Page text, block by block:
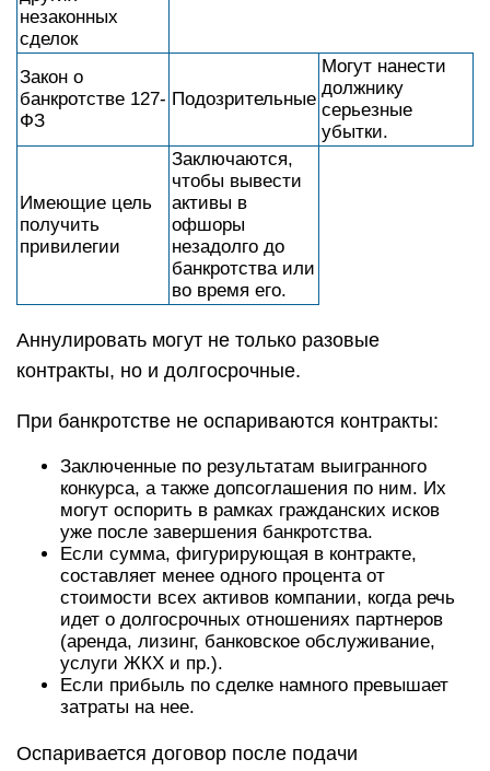
незаконных
сделок
Закон о
банкротстве 127-
ФЗ
Подозрительные
Могут нанести
должнику
серьезные
убытки.
Имеющие цель
получить
привилегии
Заключаются,
чтобы вывести
активы в
офшоры
незадолго до
банкротства или
во время его.
Аннулировать могут не только разовые
контракты, но и долгосрочные.
При банкротстве не оспариваются контракты:
Заключенные по результатам выигранного
конкурса, а также допсоглашения по ним. Их
могут оспорить в рамках гражданских исков
уже после завершения банкротства.
Если сумма, фигурирующая в контракте,
составляет менее одного процента от
стоимости всех активов компании, когда речь
идет о долгосрочных отношениях партнеров
(аренда, лизинг, банковское обслуживание,
услуги ЖКХ и пр.).
Если прибыль по сделке намного превышает
затраты на нее.
Оспаривается договор после подачи